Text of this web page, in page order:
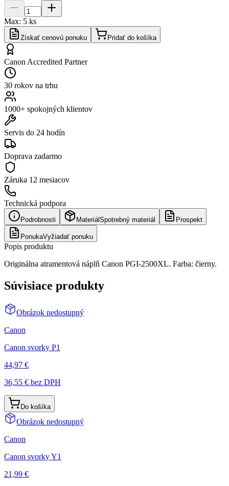
Max: 5 ks
Získať cenovú ponuku Pridať do košíka
Canon Accredited Partner
30 rokov na trhu
1000+ spokojných klientov
Servis do 24 hodín
Doprava zadarmo
Záruka 12 mesiacov
Technická podpora
Podrobnosti Materiál Spotrebný materiál Prospekt
PonukaVyžiadať ponuku
Popis produktu
Originálna atramentová náplň Canon PGI-2500XL. Farba: čierny.
Súvisiace produkty
Obrázok nedostupný
Canon
Canon svorky P1
44,97 €
36,55 € bez DPH
Do košíka
Obrázok nedostupný
Canon
Canon svorky Y1
21,99 €